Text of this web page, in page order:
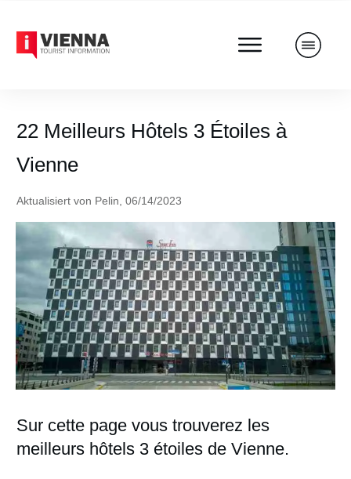
22 Meilleurs Hôtels 3 Étoiles à
Vienne
Aktualisiert von Pelin 06/14/2023
Sur cette page vous trouverez les
meilleurs hôtels 3 étoiles de Vienne.